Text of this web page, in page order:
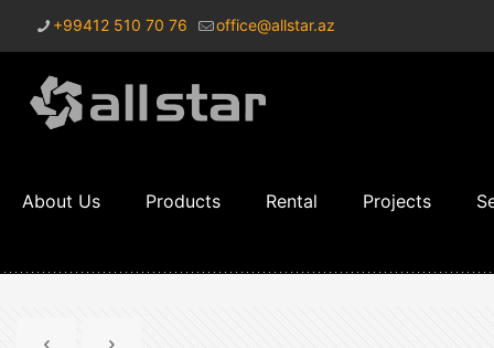
+99412 510 70 76 office@allstar.az
About Us Products Rental Projects